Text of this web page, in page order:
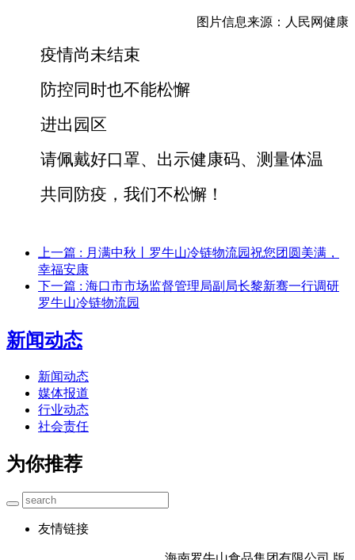
图片信息来源：人民网健康
疫情尚未结束
防控同时也不能松懈
进出园区
请佩戴好口罩、出示健康码、测量体温
共同防疫，我们不松懈！
上一篇 : 月满中秋丨罗牛山冷链物流园祝您团圆美满，
幸福安康
下一篇 : 海口市市场监督管理局副局长黎新骞一行调研
罗牛山冷链物流园
新闻动态
新闻动态
媒体报道
行业动态
社会责任
为你推荐
友情链接